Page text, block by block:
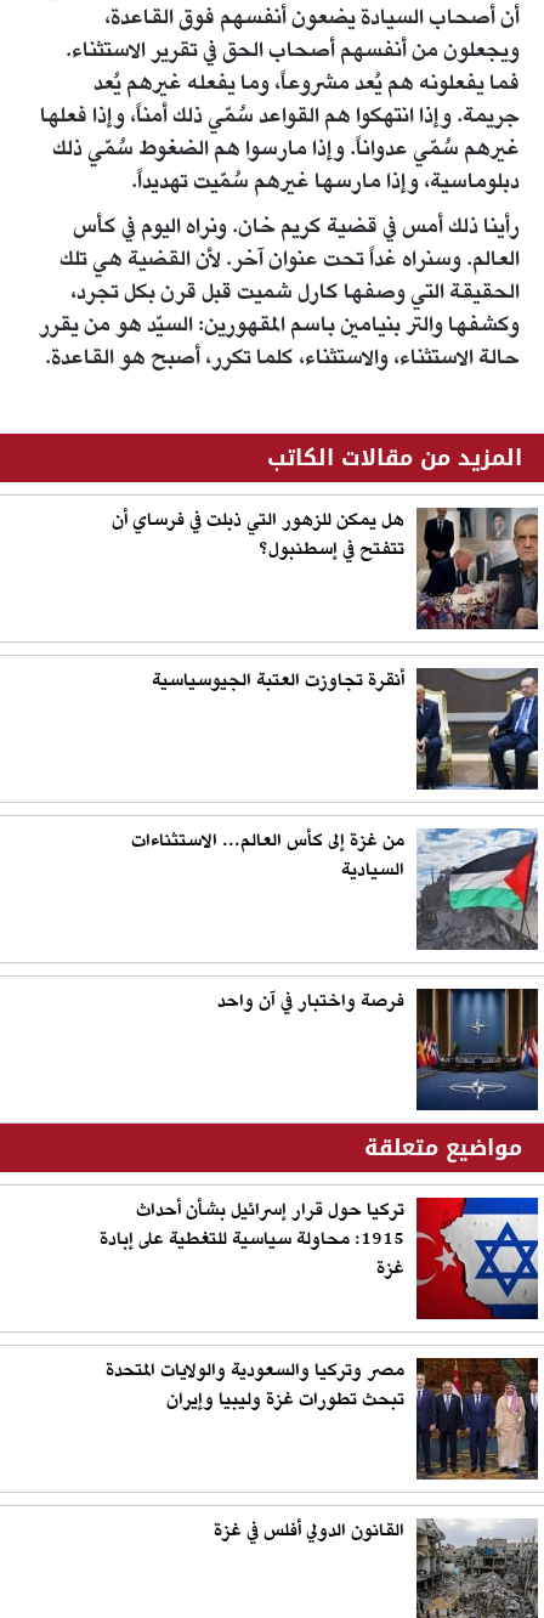
أن أصحاب السيادة يضعون أنفسهم فوق القاعدة،
ويجعلون من أنفسهم أصحاب الحق في تقرير الاستثناء.
فما يفعلونه هم يُعد مشروعاً، وما يفعله غيرهم يُعد
جريمة. وإذا انتهكوا هم القواعد سُمّي ذلك أمناً، وإذا فعلها
غيرهم سُمّي عدواناً. وإذا مارسوا هم الضغوط سُمّي ذلك
دبلوماسية، وإذا مارسها غيرهم سُمّيت تهديداً.
رأينا ذلك أمس في قضية كريم خان. ونراه اليوم في كأس
العالم. وسنراه غداً تحت عنوان آخر. لأن القضية هي تلك
الحقيقة التي وصفها كارل شميت قبل قرن بكل تجرد،
وكشفها والتر بنيامين باسم المقهورين: السيّد هو من يقرر
حالة الاستثناء، والاستثناء، كلما تكرر، أصبح هو القاعدة.
المزيد من مقالات الكاتب
هل يمكن للزهور التي ذبلت في فرساي أن
تتفتح في إسطنبول؟
أنقرة تجاوزت العتبة الجيوسياسية
من غزة إلى كأس العالم... الاستثناءات
السيادية
فرصة واختبار في آن واحد
مواضيع متعلقة
تركيا حول قرار إسرائيل بشأن أحداث
1915: محاولة سياسية للتغطية على إبادة
غزة
مصر وتركيا والسعودية والولايات المتحدة
تبحث تطورات غزة وليبيا وإيران
القانون الدولي أفلس في غزة